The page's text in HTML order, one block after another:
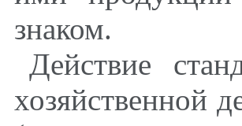
знаком.
Действие
хозяйственной